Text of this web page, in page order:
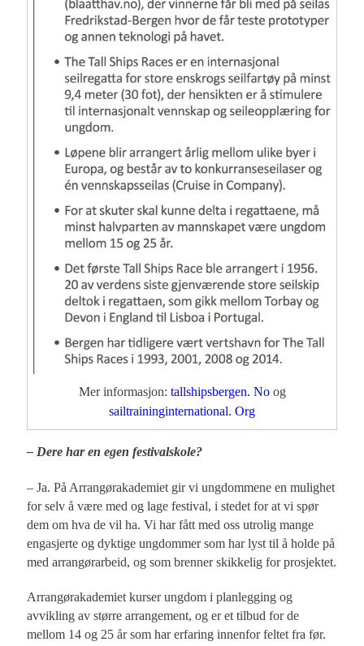
Mer informasjon: tallshipsbergen. Noog
sailtraininginternational. Org
– Dere har en egen festivalskole?
– Ja. På Arrangørakademiet gir vi ungdommene en mulighet
for selv å være med og lage festival, i stedet for at vi spør
dem om hva de vil ha. Vi har fått med oss utrolig mange
engasjerte og dyktige ungdommer som har lyst til å holde på
med arrangørarbeid, og som brenner skikkelig for prosjektet.
Arrangørakademiet kurser ungdom i planlegging og
avvikling av større arrangement, og er et tilbud for de
mellom 14 og 25 år som har erfaring innenfor feltet fra før.